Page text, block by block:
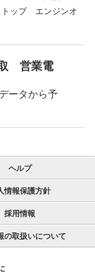
ップ エンジンオ
取 営業電
ータから予
ヘルプ
情報保護方針
採用情報
の取扱いについて